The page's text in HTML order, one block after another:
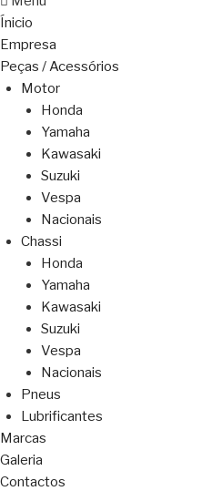
Ínicio
Empresa
Peças / Acessórios
Motor
Honda
Yamaha
Kawasaki
Suzuki
Vespa
Nacionais
Chassi
Honda
Yamaha
Kawasaki
Suzuki
Vespa
Nacionais
Pneus
Lubrificantes
Marcas
Galeria
Contactos